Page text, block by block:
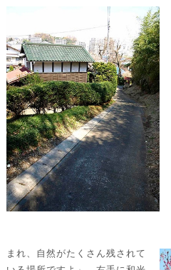
まれ、自然がたくさん残されて